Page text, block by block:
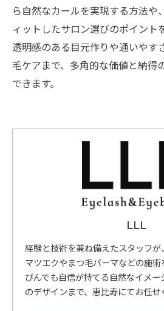
ら自然なカールを実現する方法や
ィットしたサロン選びのポイント
透明感のある目元作りや通いやす
毛ケアまで、多角的な価値と納得
できます。
LLL
経験と技術を兼ね備えたスタッフ
マツエクやまつ毛パーマなどの施術
ぴんでも自信が持てる自然なイメ
のデザインまで、恵比寿にてお任せ